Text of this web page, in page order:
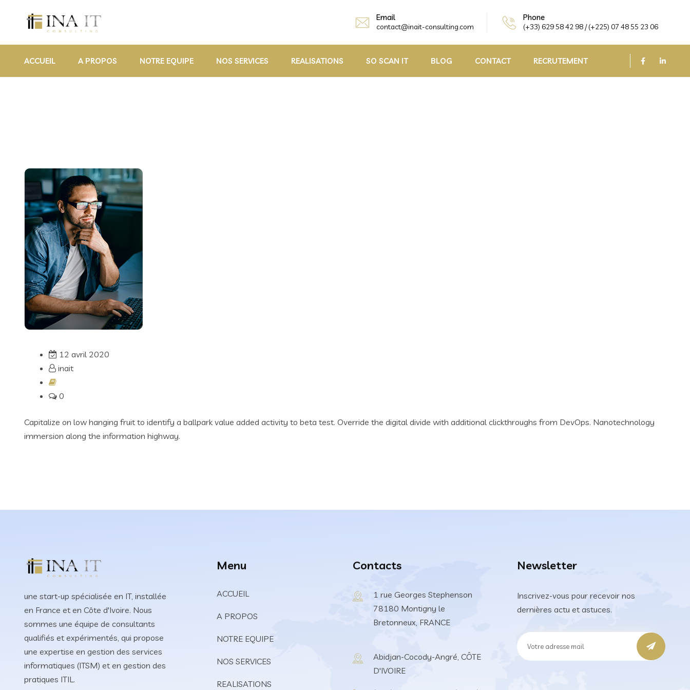
Email
contact@inait-consulting.com
Phone
(+33) 629 58 42 98 / (+225) 07 48 55 23 06
ACCUEIL A PROPOS NOTRE EQUIPE NOS SERVICES REALISATIONS SO SCAN IT BLOG CONTACT RECRUTEMENT
12 avril 2020
inait
0
Capitalize on low hanging fruit to identify a ballpark value added activity to beta test. Override the digital divide with additional clickthroughs from DevOps. Nanotechnology
immersion along the information highway.
une start-up spécialisée en IT, installée
en France et en Côte d'Ivoire. Nous
sommes une équipe de consultants
qualifiés et expérimentés, qui propose
une expertise en gestion des services
informatiques (ITSM) et en gestion des
pratiques ITIL.
Menu
ACCUEIL
A PROPOS
NOTRE EQUIPE
NOS SERVICES
REALISATIONS
Contacts
1 rue Georges Stephenson
78180 Montigny le
Bretonneux, FRANCE
Abidjan-Cocody-Angré, CÔTE
D'IVOIRE
Newsletter
Inscrivez-vous pour recevoir nos
dernières actu et astuces.